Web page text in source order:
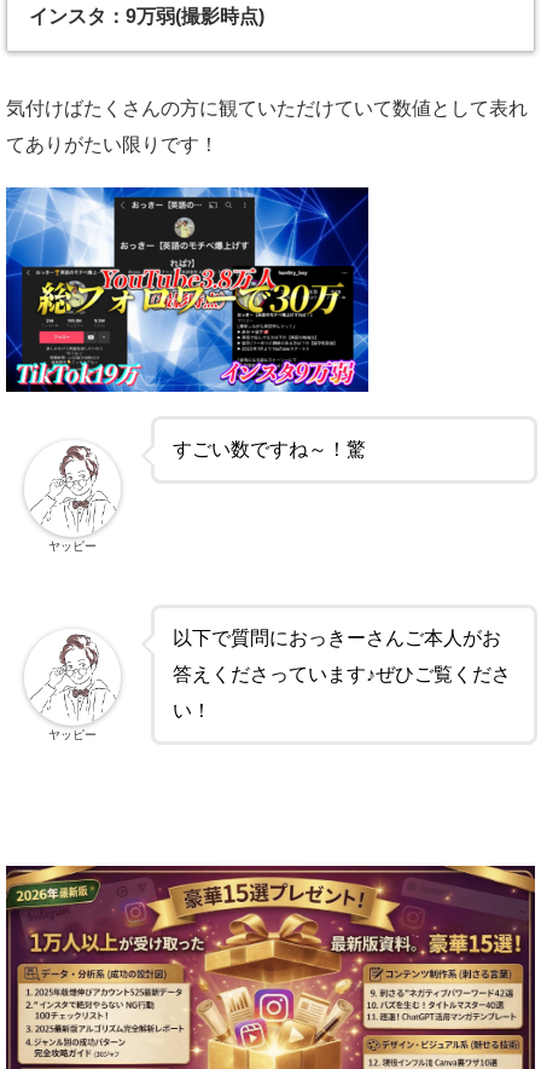
インスタ：9万弱(撮影時点)
気付けばたくさんの方に観ていただけていて数値として表れ
てありがたい限りです！
すごい数ですね～！驚
ヤッピー
以下で質問におっきーさんご本人がお
答えくださっています♪ぜひご覧くださ
い！
ヤッピー